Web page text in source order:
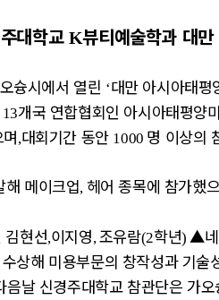
대학교 K뷰티예술학과 대
슝시에서 열린 ‘대만 아시아태평
13개국 연합협회인 아시아태평양
,대회기간 동안 1000 명 이상의
해 메이크업, 헤어 종목에 참가했
김현선,이지영,조유람(2학년)▲
상해 미용부문의 창작성과 기술
음날 신경주대학교 참관단은 가